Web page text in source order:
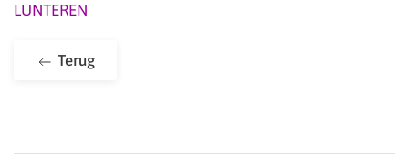
LUNTEREN
Terug